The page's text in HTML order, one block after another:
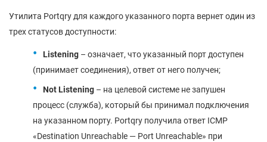
Утилита Portqry для каждого указанного порта вернет один из
трех статусов доступности:
Listening – означает, что указанный порт доступен
(принимает соединения), ответ от него получен;
Not Listening – на целевой системе не запушен
процесс (служба), который бы принимал подключения
на указанном порту. Portqry получила ответ ICMP
«Destination Unreachable — Port Unreachable» при